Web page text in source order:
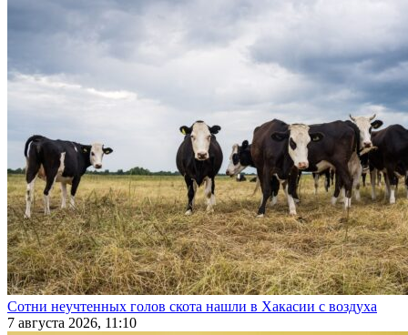
Сотни неучтенных голов скота нашли в Хакасии с воздуха
7 августа 2026, 11:10